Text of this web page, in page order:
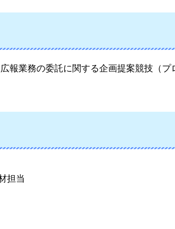
報業務の委託に関する企画提案競技（プ
担当